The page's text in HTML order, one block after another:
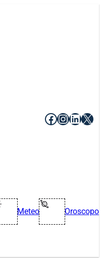
Facebook
X
Meteo Oroscopo